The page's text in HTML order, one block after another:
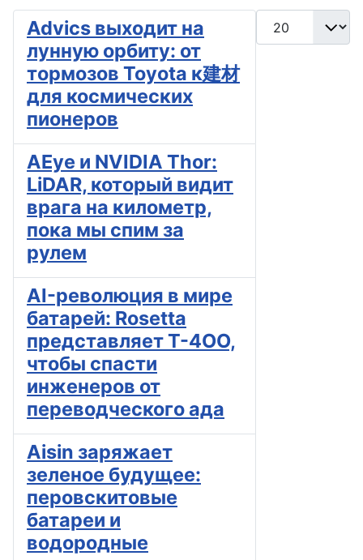
Кол-во строк:
Advics выходит на
лунную орбиту: от
тормозов Toyota к建材
для космических
пионеров
AEye и NVIDIA Thor:
LiDAR, который видит
врага на километр,
пока мы спим за
рулем
AI-революция в мире
батарей: Rosetta
представляет T-4OO,
чтобы спасти
инженеров от
переводческого ада
Aisin заряжает
зеленое будущее:
перовскитовые
батареи и
водородные